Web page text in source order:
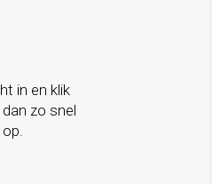
in en klik
dan zo snel